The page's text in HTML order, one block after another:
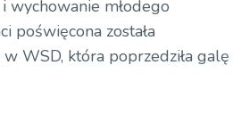
wychowanie młodego
poświęcona została
WSD, która poprzedziła galę